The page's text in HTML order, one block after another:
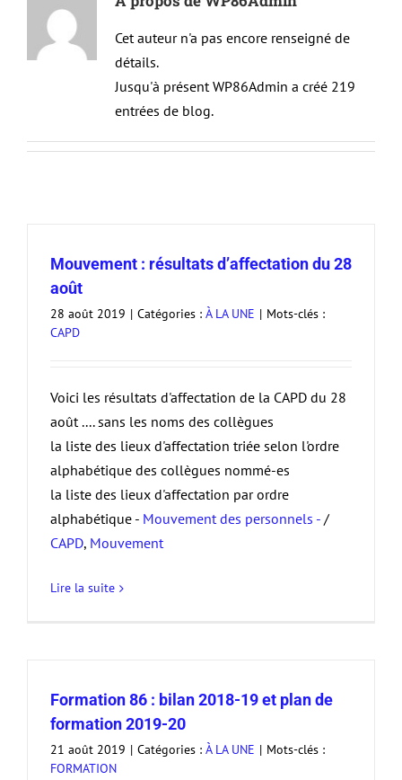
Cet auteur n'a pas encore renseigné de
détails.
Jusqu'à présent WP86Admin a créé 219
entrées de blog.
Mouvement : résultats d’affectation du 28
août
28 août 2019 | Catégories : À LA UNE | Mots-clés :
CAPD
Voici les résultats d'affectation de la CAPD du 28
août .... sans les noms des collègues
la liste des lieux d'affectation triée selon l'ordre
alphabétique des collègues nommé-es
la liste des lieux d'affectation par ordre
alphabétique - Mouvement des personnels - /
CAPD, Mouvement
Lire la suite
Formation 86 : bilan 2018-19 et plan de
formation 2019-20
21 août 2019 | Catégories : À LA UNE | Mots-clés :
FORMATION